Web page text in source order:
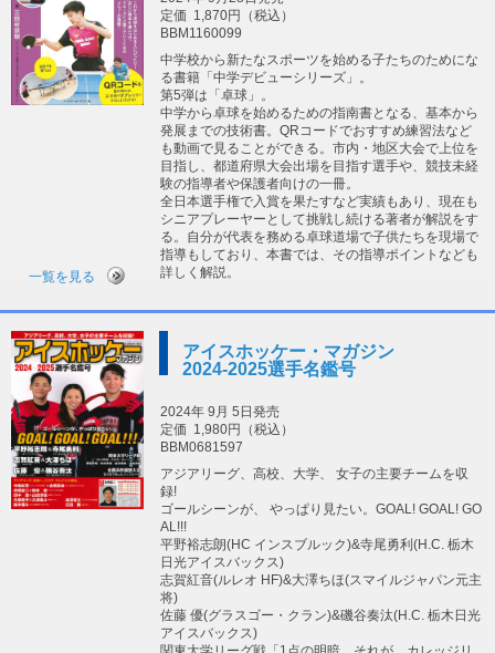
定価 1,870円（税込）
BBM1160099
中学校から新たなスポーツを始める子たちのためにな
る書籍「中学デビューシリーズ」。
第5弾は「卓球」。
中学から卓球を始めるための指南書となる、基本から
発展までの技術書。QRコードでおすすめ練習法など
も動画で見ることができる。市内・地区大会で上位を
目指し、都道府県大会出場を目指す選手や、競技未経
験の指導者や保護者向けの一冊。
全日本選手権で入賞を果たすなど実績もあり、現在も
シニアプレーヤーとして挑戦し続ける著者が解説をす
る。自分が代表を務める卓球道場で子供たちを現場で
指導もしており、本書では、その指導ポイントなども
詳しく解説。
一覧を見る
アイスホッケー・マガジン
2024-2025選手名鑑号
2024年 9月 5日発売
定価 1,980円（税込）
BBM0681597
アジアリーグ、高校、大学、 女子の主要チームを収
録!
ゴールシーンが、 やっぱり見たい。GOAL! GOAL! GO
AL!!!
平野裕志朗(HC インスブルック)&寺尾勇利(H.C. 栃木
日光アイスバックス)
志賀紅音(ルレオ HF)&大澤ちほ(スマイルジャパン元主
将)
佐藤 優(グラスゴー・クラン)&磯谷奏汰(H.C. 栃木日光
アイスバックス)